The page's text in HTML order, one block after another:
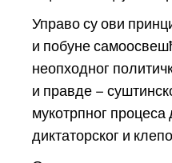
Управо су ови
и побуне
неопходног
и правде –
мукотрпног
диктаторског и